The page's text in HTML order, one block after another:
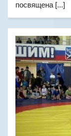
посвящена [...]